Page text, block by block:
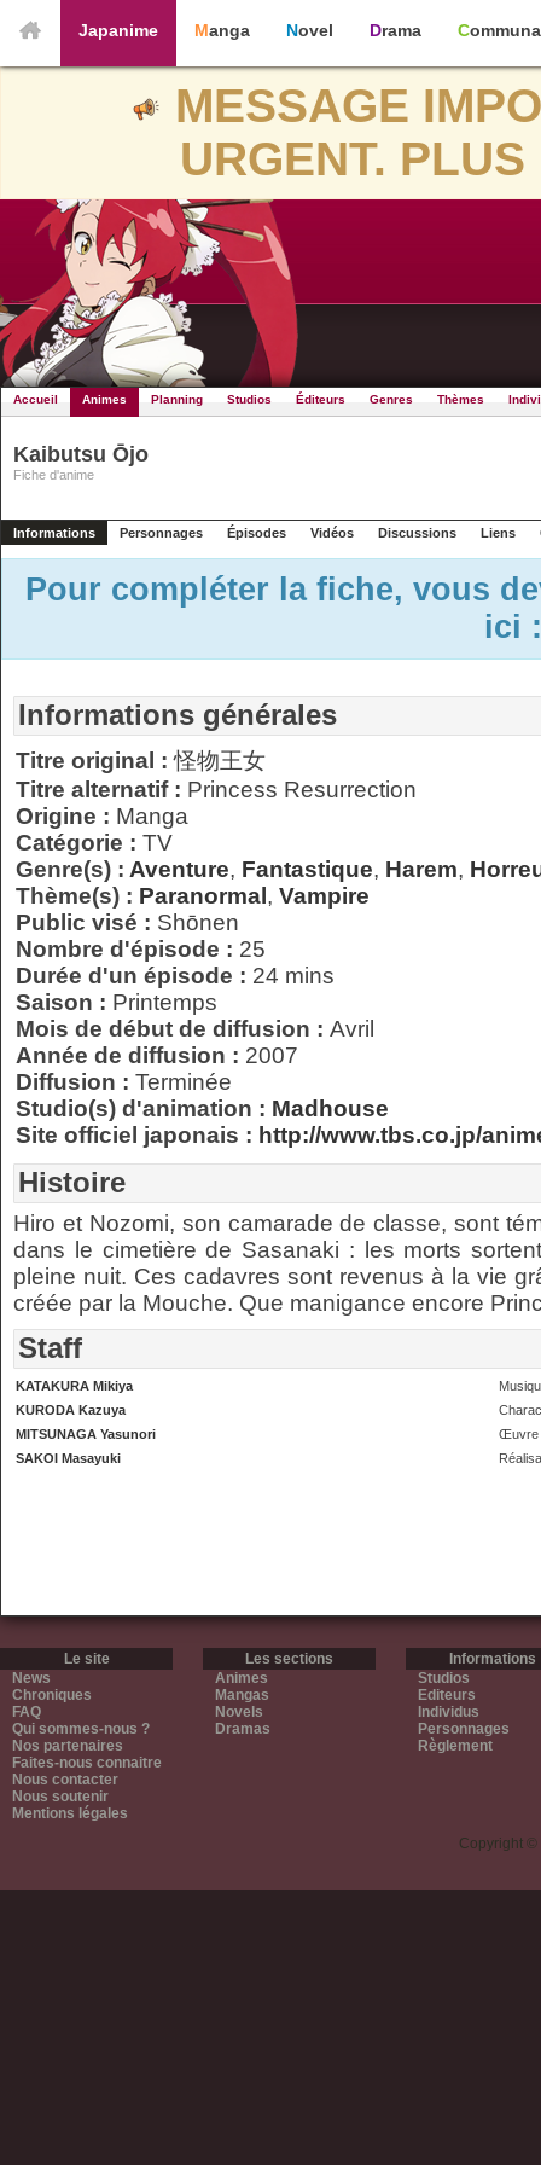
Japanime Manga Novel Drama
MESSAGE
URGENT.
Accueil Animes Planning Studios Éditeurs Genres Thèmes
Kaibutsu Ōjo
Fiche d'anime
Informations Personnages Épisodes Vidéos Discussions Liens
Pour compléter la fiche, vous
ici
Informations générales
Titre original :怪物王女
Titre alternatif : Princess Resurrection
Origine : Manga
Catégorie : TV
Genre(s) : Aventure, Fantastique, Harem,
Thème(s) : Paranormal , Vampire
Public visé : Shōnen
Nombre d'épisode : 25
Durée d'un épisode : 24 mins
Saison : Printemps
Mois de début de diffusion : Avril
Année de diffusion : 2007
Diffusion : Terminée
Studio(s) d'animation : Madhouse
Site officiel japonais : http://www.tbs.co.jp/
Histoire
Hiro et Nozomi, son camarade de classe, sont
dans le cimetière de Sasanaki : les morts
pleine nuit. Ces cadavres sont revenus à la vie
créée par la Mouche. Que manigance encore
Staff
KATAKURA Mikiya
KURODA Kazuya
MITSUNAGA Yasunori
Œuvre
SAKOI Masayuki
Le site
News
Chroniques
FAQ
Qui sommes-nous ?
Nos partenaires
Faites-nous connaitre
Nous contacter
Nous soutenir
Mentions légales
Les sections
Animes
Mangas
Novels
Dramas
Informations
Studios
Editeurs
Individus
Personnages
Règlement
Copyright ©